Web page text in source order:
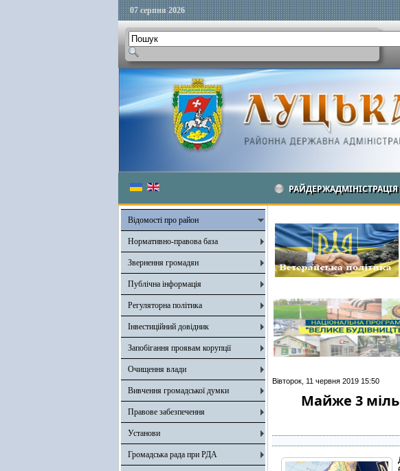
07 серпня 2026
РАЙДЕРЖАДМІНІСТРАЦІЯ
Відомості про район
Нормативно-правова база
Звернення громадян
Публічна інформація
Регуляторна політика
Інвестиційний довідник
Запобігання проявам корупції
Очищення влади
Вивчення громадської думки
Правове забезпечення
Установи
Громадська рада при РДА
Вівторок, 11 червня 2019 15:50
Майже 3